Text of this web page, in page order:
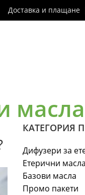
Доставка и плащане
масла
КАТЕГОРИЯ
Дифузери за
Етерични масла
Базови масла
Промо пакети